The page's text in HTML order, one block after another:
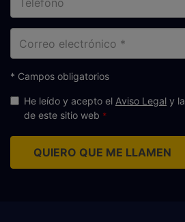
electrónico
* Campos obligatorios
He leído y acepto el Aviso Legal y la
de este sitio web
QUIERO QUE ME LLAMEN